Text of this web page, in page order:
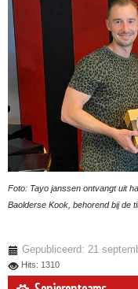
Foto: Tayo janssen ontvangt uit
Baolderse Kook, behorend bij de
Gepubliceerd: 21
Hits: 1310